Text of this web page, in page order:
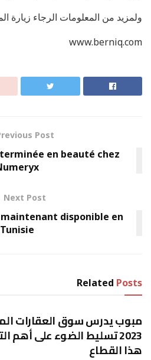
ولمزيد من المعلومات الرجاء زيارة
www.berniq.com
Post
terminée en beauté chez
Next Post
maintenant disponible en
Tunisie
Related Posts
مبوب يدرس سوق العقارات
2023 تسليط الضوء على أهم
هذا القطاع